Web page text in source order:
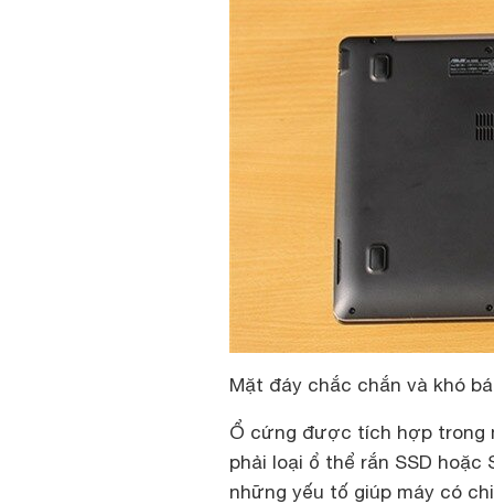
Mặt đáy chắc chắn và khó
Ổ cứng được tích hợp trong
phải loại ổ thể rắn SSD hoặc
những yếu tố giúp máy có